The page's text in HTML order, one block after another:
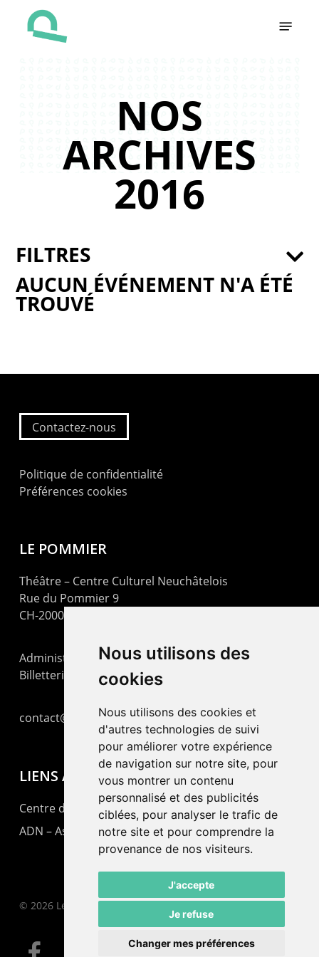
Nous utilisons des
cookies
Nous utilisons des cookies et
d'autres technologies de suivi
pour améliorer votre expérience
de navigation sur notre site, pour
vous montrer un contenu
personnalisé et des publicités
ciblées, pour analyser le trafic de
notre site et pour comprendre la
provenance de nos visiteurs.
J'accepte
Je refuse
Changer mes préférences
NOS
ARCHIVES
2016
AUCUN ÉVÉNEMENT N'A ÉTÉ
TROUVÉ
FILTRES
Contactez-nous
Politique de confidentialité
Préférences cookies
LE POMMIER
Théâtre – Centre Culturel Neuchâtelois
Rue du Pommier 9
CH-2000 Neuchâtel
Administration : +41 32 725 03 03
Billetterie : +41 32 725 05 05
contact@lepommier.ch
LIENS AMIS
Centre de culture ABC
ADN – Association Danse Neuchâtel
© 2026 Le Pommier.
facebook email